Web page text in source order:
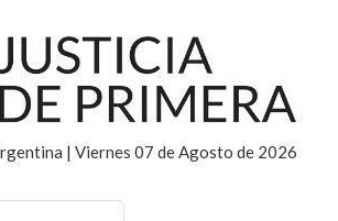
| Viernes 07 de Agosto de 2026